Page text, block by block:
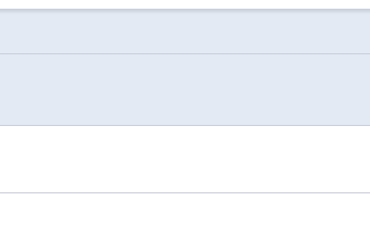
residential_area Yangcheon-gu Sinwol2(i)-dong
residential_area Seongdong-gu Eungbong-dong